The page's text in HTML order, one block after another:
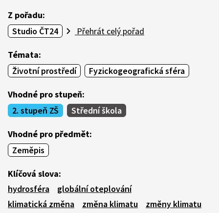
Z pořadu:
Studio ČT24
Přehrát celý pořad
Témata:
Životní prostředí
Fyzickogeografická sféra
Vhodné pro stupeň:
2. stupeň ZŠ
Střední škola
Vhodné pro předmět:
Zeměpis
Klíčová slova:
hydrosféra
globální oteplování
klimatická změna
změna klimatu
změny klimatu